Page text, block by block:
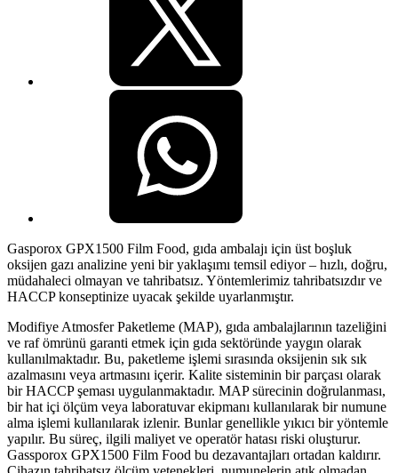
Gasporox GPX1500 Film Food, gıda ambalajı için üst boşluk
oksijen gazı analizine yeni bir yaklaşımı temsil ediyor – hızlı, doğru,
müdahaleci olmayan ve tahribatsız. Yöntemlerimiz tahribatsızdır ve
HACCP konseptinize uyacak şekilde uyarlanmıştır.
Modifiye Atmosfer Paketleme (MAP), gıda ambalajlarının tazeliğini
ve raf ömrünü garanti etmek için gıda sektöründe yaygın olarak
kullanılmaktadır. Bu, paketleme işlemi sırasında oksijenin sık sık
azalmasını veya artmasını içerir. Kalite sisteminin bir parçası olarak
bir HACCP şeması uygulanmaktadır. MAP sürecinin doğrulanması,
bir hat içi ölçüm veya laboratuvar ekipmanı kullanılarak bir numune
alma işlemi kullanılarak izlenir. Bunlar genellikle yıkıcı bir yöntemle
yapılır. Bu süreç, ilgili maliyet ve operatör hatası riski oluşturur.
Gassporox GPX1500 Film Food bu dezavantajları ortadan kaldırır.